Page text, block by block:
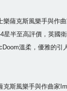
薩克斯風樂手與作
半至高評價，英國
溫柔，優雅的
斯風樂手與作曲家